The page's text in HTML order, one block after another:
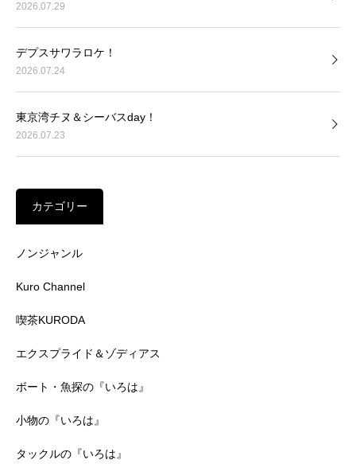
2026.07.29
デプスサワラロケ！
2026.07.24
東京湾チヌ＆シーバスday！
2026.07.23
カテゴリー
ノンジャンル
Kuro Channel
喫茶KURODA
エクスプライド＆ゾディアス
ボート・魚探の『いろは』
小物の『いろは』
タックルの『いろは』